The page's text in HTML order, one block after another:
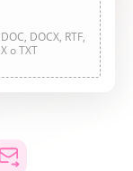
DOCX, RTF,
o TXT